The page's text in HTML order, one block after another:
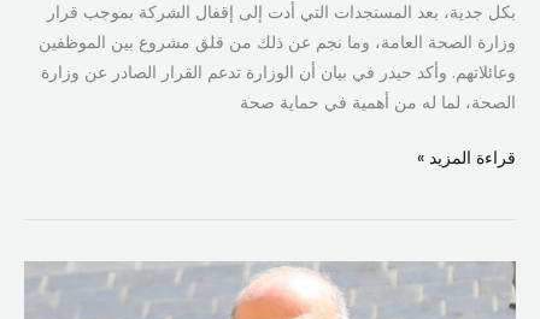
بكل جدية، بعد المستجدات التي أدت إلى إقفال الشركة بموجب قرار
وزارة الصحة العامة، وما نجم عن ذلك من قلق مشروع بين الموظفين
وعائلاتهم. وأكد حيدر في بيان أن الوزارة تدعم القرار الصادر عن وزارة
الصحة، لما له من أهمية في حماية صحة
قراءة المزيد »
حيدر:
قصف